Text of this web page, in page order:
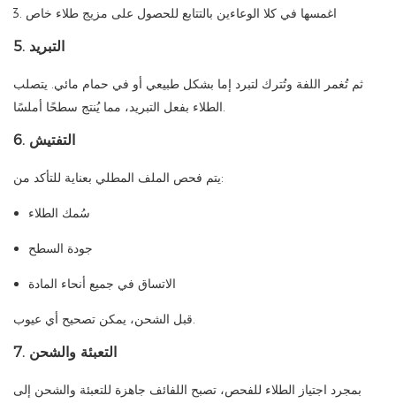
اغمسها في كلا الوعاءين بالتتابع للحصول على مزيج طلاء خاص
5. التبريد
ثم تُغمر اللفة وتُترك لتبرد إما بشكل طبيعي أو في حمام مائي. يتصلب
الطلاء بفعل التبريد، مما يُنتج سطحًا أملسًا.
6. التفتيش
يتم فحص الملف المطلي بعناية للتأكد من:
سُمك الطلاء
جودة السطح
الاتساق في جميع أنحاء المادة
قبل الشحن، يمكن تصحيح أي عيوب.
7. التعبئة والشحن
بمجرد اجتياز الطلاء للفحص، تصبح اللفائف جاهزة للتعبئة والشحن إلى